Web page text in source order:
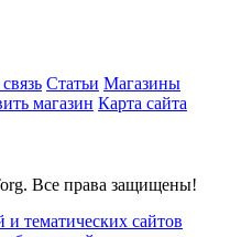
Статьи Магазины
магазин Карта сайта
Все права защищены!